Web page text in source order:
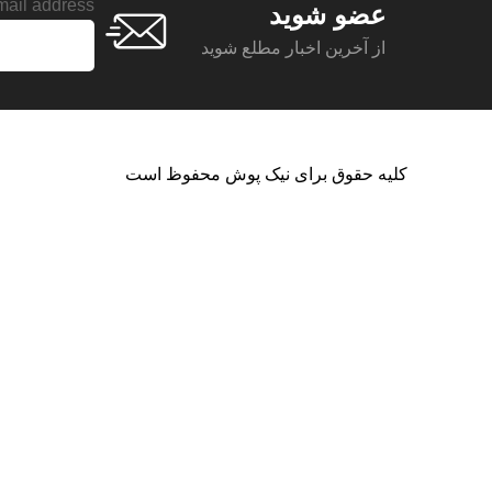
عضو شوید
از آخرین اخبار مطلع شوید
address:
کلیه حقوق برای نیک پوش محفوظ است